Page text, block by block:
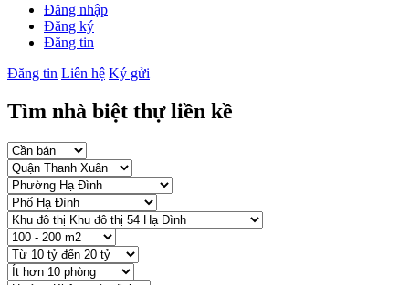
Đăng nhập
Đăng ký
Đăng tin
Đăng tin Liên hệ Ký gửi
Tìm nhà biệt thự liền kề